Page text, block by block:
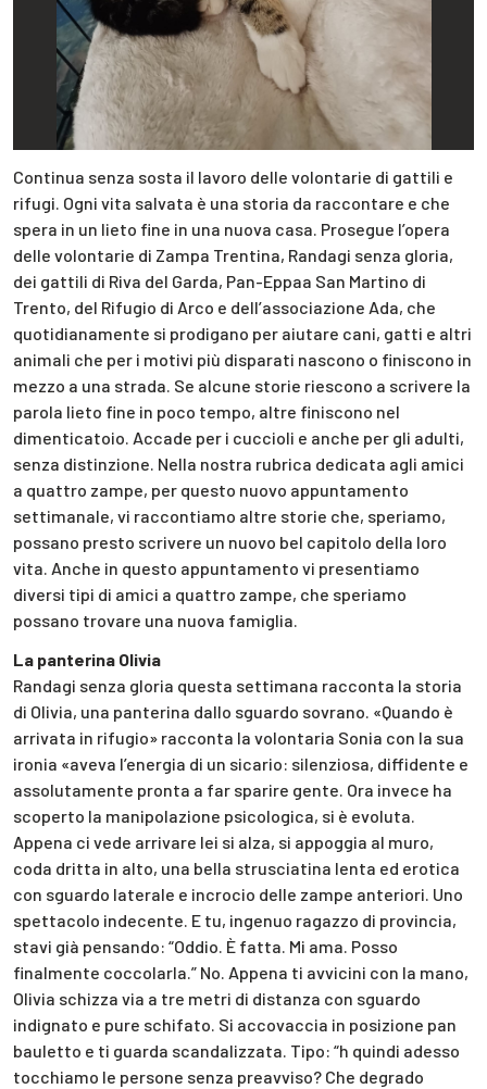
Continua senza sosta il lavoro delle volontarie di gattili e
rifugi. Ogni vita salvata è una storia da raccontare e che
spera in un lieto fine in una nuova casa. Prosegue l’opera
delle volontarie di Zampa Trentina, Randagi senza gloria,
dei gattili di Riva del Garda, Pan-Eppaa San Martino di
Trento, del Rifugio di Arco e dell’associazione Ada, che
quotidianamente si prodigano per aiutare cani, gatti e altri
animali che per i motivi più disparati nascono o finiscono in
mezzo a una strada. Se alcune storie riescono a scrivere la
parola lieto fine in poco tempo, altre finiscono nel
dimenticatoio. Accade per i cuccioli e anche per gli adulti,
senza distinzione. Nella nostra rubrica dedicata agli amici
a quattro zampe, per questo nuovo appuntamento
settimanale, vi raccontiamo altre storie che, speriamo,
possano presto scrivere un nuovo bel capitolo della loro
vita. Anche in questo appuntamento vi presentiamo
diversi tipi di amici a quattro zampe, che speriamo
possano trovare una nuova famiglia.
La panterina Olivia
Randagi senza gloria questa settimana racconta la storia
di Olivia, una panterina dallo sguardo sovrano. «Quando è
arrivata in rifugio» racconta la volontaria Sonia con la sua
ironia «aveva l’energia di un sicario: silenziosa, diffidente e
assolutamente pronta a far sparire gente. Ora invece ha
scoperto la manipolazione psicologica, si è evoluta.
Appena ci vede arrivare lei si alza, si appoggia al muro,
coda dritta in alto, una bella strusciatina lenta ed erotica
con sguardo laterale e incrocio delle zampe anteriori. Uno
spettacolo indecente. E tu, ingenuo ragazzo di provincia,
stavi già pensando: “Oddio. È fatta. Mi ama. Posso
finalmente coccolarla.” No. Appena ti avvicini con la mano,
Olivia schizza via a tre metri di distanza con sguardo
indignato e pure schifato. Si accovaccia in posizione pan
bauletto e ti guarda scandalizzata. Tipo: “h quindi adesso
tocchiamo le persone senza preavviso? Che degrado